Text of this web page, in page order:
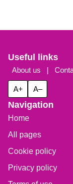
Useful links
About us |
A+ A–
Navigation
Home
All pages
Cookie policy
Privacy policy